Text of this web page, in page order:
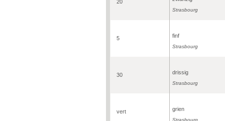
20
Strasbourg
5 finf
Strasbourg
30 drissig
Strasbourg
vert grien
Strasbourg